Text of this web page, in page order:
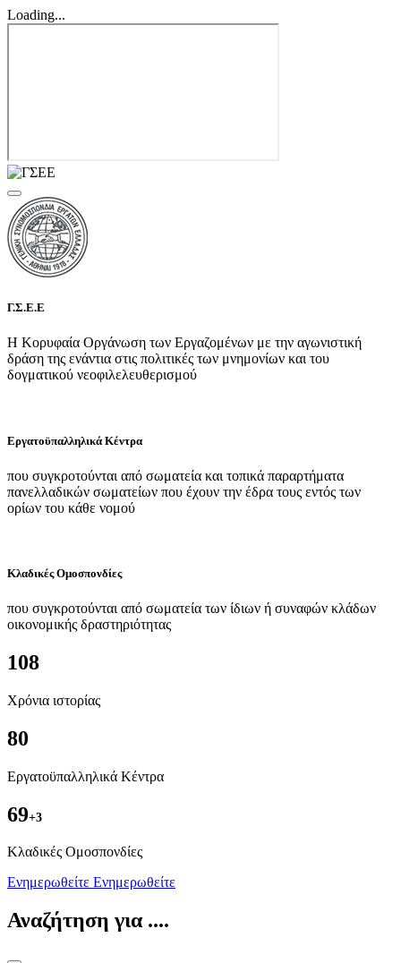
Loading...
Γ.Σ.Ε.Ε
Η Κορυφαία Οργάνωση των Εργαζομένων με την αγωνιστική
δράση της ενάντια στις πολιτικές των μνημονίων και του
δογματικού νεοφιλελευθερισμού
Εργατοϋπαλληλικά Κέντρα
που συγκροτούνται από σωματεία και τοπικά παραρτήματα
πανελλαδικών σωματείων που έχουν την έδρα τους εντός των
ορίων του κάθε νομού
Κλαδικές Ομοσπονδίες
που συγκροτούνται από σωματεία των ίδιων ή συναφών κλάδων
οικονομικής δραστηριότητας
108
Χρόνια ιστορίας
80
Εργατοϋπαλληλικά Κέντρα
69+3
Kλαδικές Ομοσπονδίες
Ενημερωθείτε Ενημερωθείτε
Αναζήτηση για ....